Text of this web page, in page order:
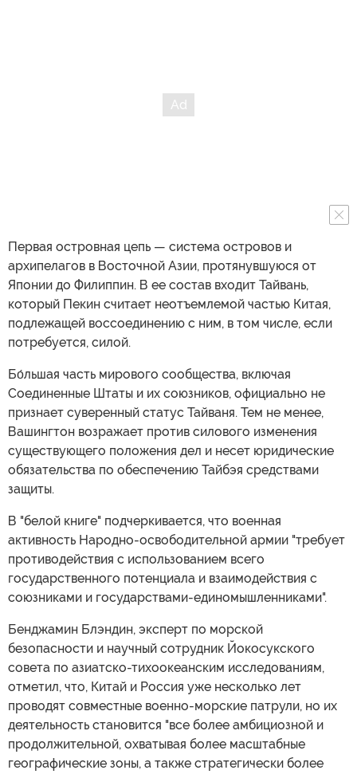
Первая островная цепь — система островов и
архипелагов в Восточной Азии, протянувшуюся от
Японии до Филиппин. В ее состав входит Тайвань,
который Пекин считает неотъемлемой частью Китая,
подлежащей воссоединению с ним, в том числе, если
потребуется, силой.
Бо́льшая часть мирового сообщества, включая
Соединенные Штаты и их союзников, официально не
признает суверенный статус Тайваня. Тем не менее,
Вашингтон возражает против силового изменения
существующего положения дел и несет юридические
обязательства по обеспечению Тайбэя средствами
защиты.
В "белой книге" подчеркивается, что военная
активность Народно-освободительной армии "требует
противодействия с использованием всего
государственного потенциала и взаимодействия с
союзниками и государствами-единомышленниками".
Бенджамин Блэндин, эксперт по морской
безопасности и научный сотрудник Йокосукского
совета по азиатско-тихоокеанским исследованиям,
отметил, что, Китай и Россия уже несколько лет
проводят совместные военно-морские патрули, но их
деятельность становится "все более амбициозной и
продолжительной, охватывая более масштабные
географические зоны, а также стратегически более